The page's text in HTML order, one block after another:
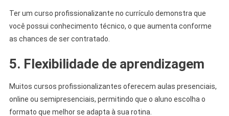
Ter um curso profissionalizante no currículo demonstra que
você possui conhecimento técnico, o que aumenta conforme
as chances de ser contratado.
5. Flexibilidade de aprendizagem
Muitos cursos profissionalizantes oferecem aulas presenciais,
online ou semipresenciais, permitindo que o aluno escolha o
formato que melhor se adapta à sua rotina.